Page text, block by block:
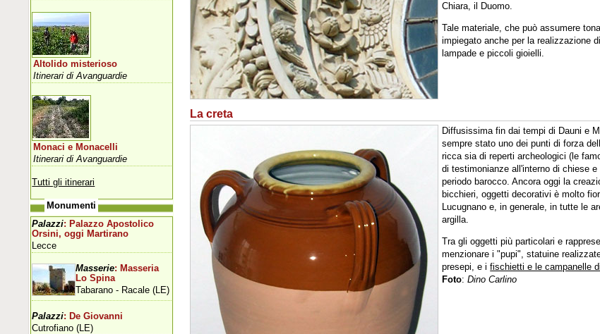
Chiara, il Duomo.
Tale materiale, che può assumere
impiegato anche per la realizzazione
lampade e piccoli gioielli.
La creta
Diffusissima fin dai tempi di Dauni e
sempre stato uno dei punti di forza
ricca sia di reperti archeologici (le
di testimonianze all'interno di chiese
periodo barocco. Ancora oggi la
bicchieri, oggetti decorativi è molto
Lucugnano e, in generale, in tutte le
argilla.
Tra gli oggetti più particolari e
menzionare i "pupi", statuine
presepi, e ifischietti e le campanelle
Foto:Dino Carlino
Altolido misterioso
Itinerari di Avanguardie
Monaci e Monacelli
Itinerari di Avanguardie
Tutti gli itinerari
Monumenti
Palazzi: Palazzo Apostolico
Orsini, oggi Martirano
Lecce
Masserie: Masseria
Lo Spina
Tabarano - Racale (LE)
Palazzi: De Giovanni
Cutrofiano (LE)